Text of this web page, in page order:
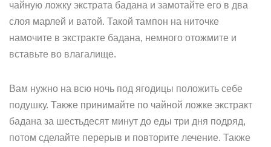
чайную ложку экстрата бадана и замотайте его в два
слоя марлей и ватой. Такой тампон на ниточке
намочите в экстракте бадана, немного отожмите и
вставьте во влагалище.
Вам нужно на всю ночь под ягодицы положить себе
подушку. Также принимайте по чайной ложке экстракт
бадана за шестьдесят минут до еды три дня подряд,
потом сделайте перерыв и повторите лечение. Также